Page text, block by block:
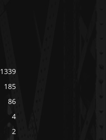
1339
185
86
4
2